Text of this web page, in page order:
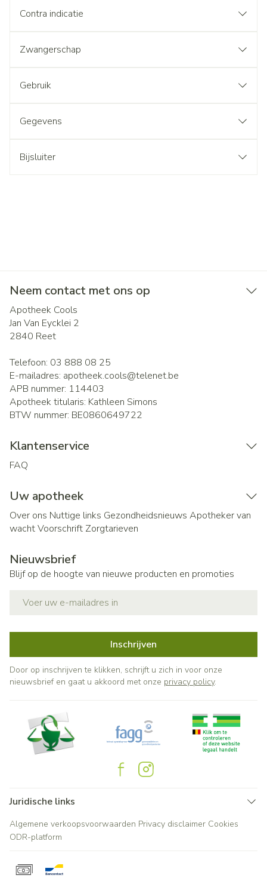
Contra indicatie
Zwangerschap
Gebruik
Gegevens
Bijsluiter
Neem contact met ons op
Apotheek Cools
Jan Van Eycklei 2
2840 Reet
Telefoon: 03 888 08 25
E-mailadres: apotheek.cools@telenet.be
APB nummer: 114403
Apotheek titularis: Kathleen Simons
BTW nummer: BE0860649722
Klantenservice
FAQ
Uw apotheek
Over ons Nuttige links Gezondheidsnieuws Apotheker van
wachtVoorschrift Zorgtarieven
Nieuwsbrief
Blijf op de hoogte van nieuwe producten en promoties
Inschrijven
Door op inschrijven te klikken, schrijft u zich in voor onze
nieuwsbrief en gaat u akkoord met onze privacy policy.
Juridische links
Algemene verkoopsvoorwaarden Privacy disclaimer Cookies
ODR-platform